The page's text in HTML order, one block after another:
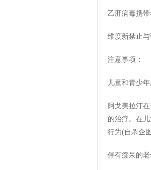
乙肝病毒携
维度新禁止
注意事项：
儿童和青少
阿戈美拉汀
的治疗。在
行为(自杀企
伴有痴呆的